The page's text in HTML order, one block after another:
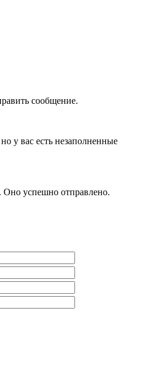
сообщение.
у вас есть незаполненные
успешно отправлено.